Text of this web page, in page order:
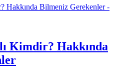
Kimdir? Hakkında